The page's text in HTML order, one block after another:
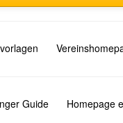
Guide Homepage